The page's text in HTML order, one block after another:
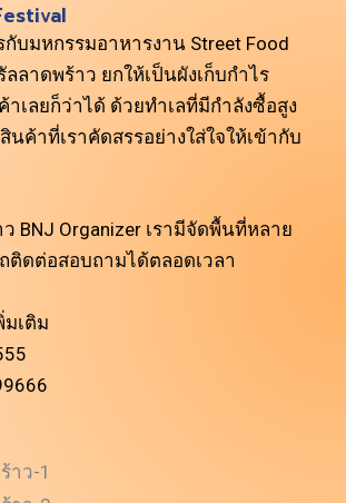
กับมหกรรมอาหารงาน Street Food
ลลาดพร้าว ยกให้เป็นผังเก็บกำไร
เลยก็ว่าได้ ด้วยทำเลที่มีกำลังซื้อสูง
นค้าที่เราคัดสรรอย่างใส่ใจให้เข้ากับ
BNJ Organizer เรามีจัดพื้นที่หลาย
ติดต่อสอบถามได้ตลอดเวลา
เติม